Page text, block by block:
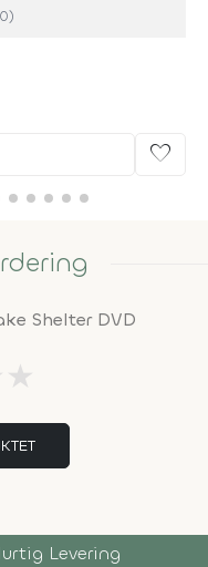
favorite
Shelter DVD
★
Levering